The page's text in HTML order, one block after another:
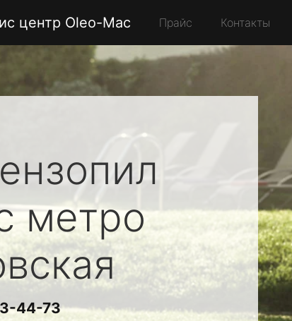
центр Oleo-Mac Прайс Контакты
метро
44-73